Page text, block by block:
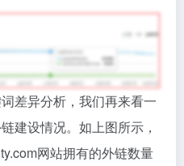
差异分析，我们再来看一
建设情况。如上图所示，
网站拥有的外链数量